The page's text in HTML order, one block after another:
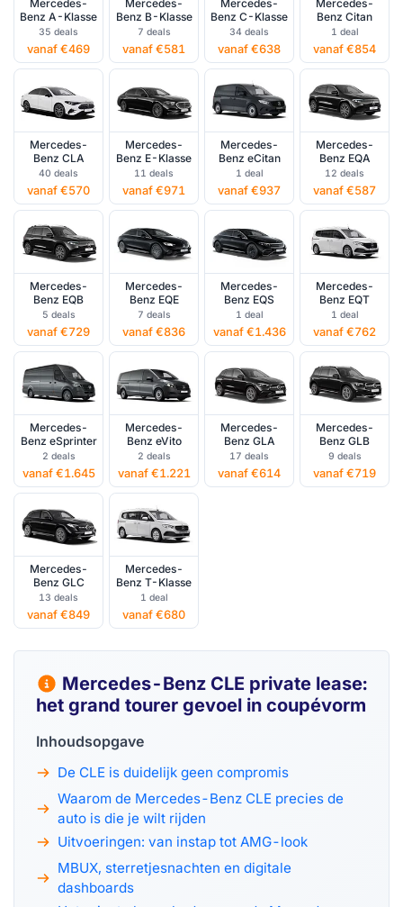
Mercedes-
Benz A-Klasse
35 deals
vanaf €469
Mercedes-
Benz B-Klasse
7 deals
vanaf €581
Mercedes-
Benz C-Klasse
34 deals
vanaf €638
Mercedes-
Benz Citan
1 deal
vanaf €854
Mercedes-
Benz CLA
40 deals
vanaf €570
Mercedes-
Benz E-Klasse
11 deals
vanaf €971
Mercedes-
Benz eCitan
1 deal
vanaf €937
Mercedes-
Benz EQA
12 deals
vanaf €587
Mercedes-
Benz EQB
5 deals
vanaf €729
Mercedes-
Benz EQE
7 deals
vanaf €836
Mercedes-
Benz EQS
1 deal
vanaf €1.436
Mercedes-
Benz EQT
1 deal
vanaf €762
Mercedes-
Benz eSprinter
2 deals
vanaf €1.645
Mercedes-
Benz eVito
2 deals
vanaf €1.221
Mercedes-
Benz GLA
17 deals
vanaf €614
Mercedes-
Benz GLB
9 deals
vanaf €719
Mercedes-
Benz GLC
13 deals
vanaf €849
Mercedes-
Benz T-Klasse
1 deal
vanaf €680
Mercedes-Benz CLE private lease:
het grand tourer gevoel in coupévorm
Inhoudsopgave
De CLE is duidelijk geen compromis
Waarom de Mercedes-Benz CLE precies de
auto is die je wilt rijden
Uitvoeringen: van instap tot AMG-look
MBUX, sterretjesnachten en digitale
dashboards